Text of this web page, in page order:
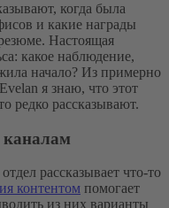
когда была
и какие награды
Настоящая
какое наблюдение,
начало? Из примерно
я знаю, что этот
редко рассказывают.
каналам
рассказывает что-то
контентом помогает
из них варианты